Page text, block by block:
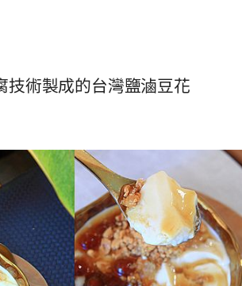
技術製成的台灣鹽滷豆花